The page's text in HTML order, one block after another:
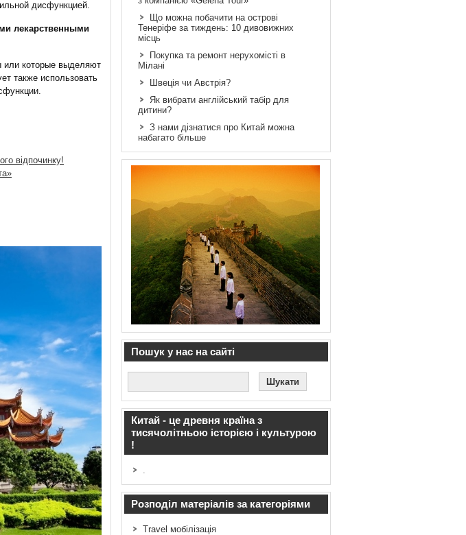
дисфункцией.
лекарственными
или которые выделяют
также использовать
відпочинку!
Що можна побачити на острові
Тенеріфе за тиждень: 10 дивовижних
місць
Покупка та ремонт нерухомісті в
Мілані
Швеція чи Австрія?
Як вибрати англійський табір для
дитини?
З нами дізнатися про Китай можна
набагато більше
Пошук у нас на сайті
Китай - це древня країна з
тисячолітньою історією і культурою
!
.
Розподіл матеріалів за категоріями
Travel мобілізація